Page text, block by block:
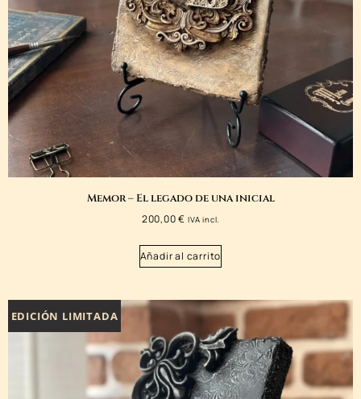
Memor – El legado de una inicial
200,00€ IVA incl.
Añadir al carrito
EDICIÓN LIMITADA